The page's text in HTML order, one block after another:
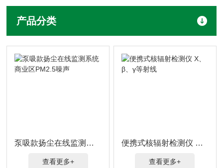
产品分类
泵吸款扬尘在线监测系统商业区PM2.5噪声
查看更多+
便携式核辐射检测仪 Χ、β、γ等射线
查看更多+